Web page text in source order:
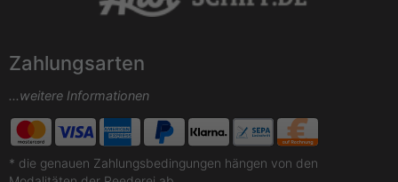
Zahlungsarten
...weitere Informationen
* die genauen Zahlungsbedingungen hängen von den